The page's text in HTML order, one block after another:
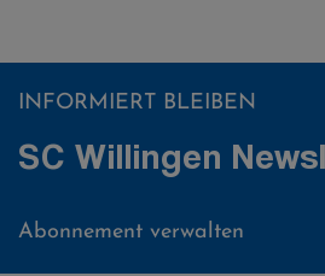
INFORMIERT BLEIBEN
SC Willingen
Abonnement verwalten